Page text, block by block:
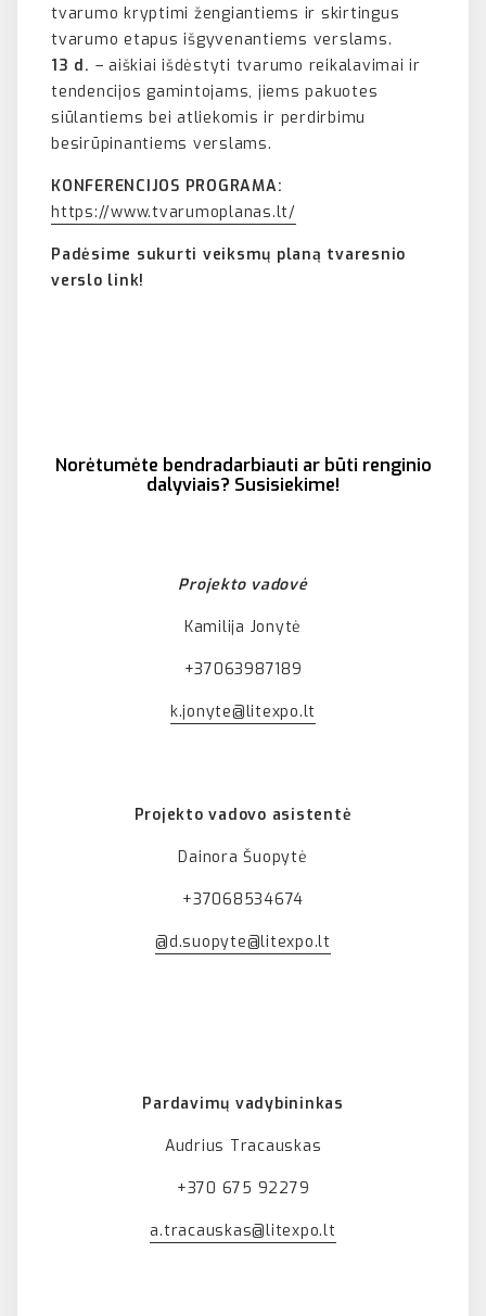
tvarumo kryptimi žengiantiems ir skirtingus
tvarumo etapus išgyvenantiems verslams.
13 d. – aiškiai išdėstyti tvarumo reikalavimai ir
tendencijos gamintojams, jiems pakuotes
siūlantiems bei atliekomis ir perdirbimu
besirūpinantiems verslams.
KONFERENCIJOS PROGRAMA:
https://www.tvarumoplanas.lt/
Padėsime sukurti veiksmų planą tvaresnio
verslo link!
Norėtumėte bendradarbiauti ar būti renginio
dalyviais? Susisiekime!
Projekto vadovė
Kamilija Jonytė
+37063987189
k.jonyte@litexpo.lt
Projekto vadovo asistentė
Dainora Šuopytė
+37068534674
@d.suopyte@litexpo.lt
Pardavimų vadybininkas
Audrius Tracauskas
+370 675 92279
a.tracauskas@litexpo.lt